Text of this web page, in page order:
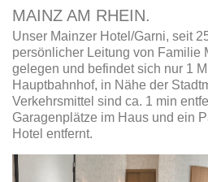
MAINZ AM RHEIN.
Unser Mainzer Hotel/Garni, seit
persönlicher Leitung von Familie
gelegen und befindet sich nur 1
Hauptbahnhof, in Nähe der
Verkehrsmittel sind ca. 1 min
Garagenplätze im Haus und ein
Hotel entfernt.